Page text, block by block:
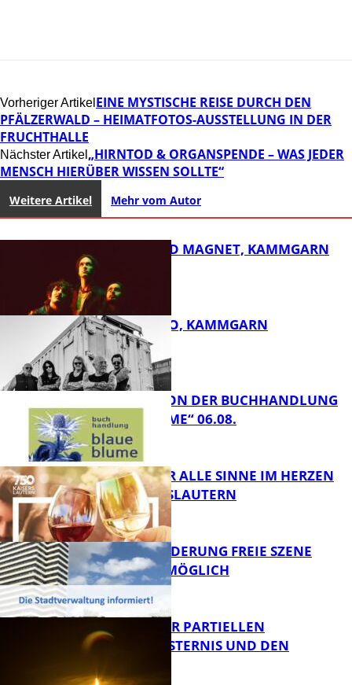
Vorheriger Artikel EINE MYSTISCHE REISE DURCH DEN
PFÄLZERWALD – HEIMATFOTOS-AUSSTELLUNG IN DER
FRUCHTHALLE
Nächster Artikel „HIRNTOD & ORGANSPENDE – WAS JEDER
MENSCH HIERÜBER WISSEN SOLLTE“
Weitere Artikel Mehr vom Autor
FB Kultur
DIRTY SOUND MAGNET, KAMMGARN
ROSE TATTOO, KAMMGARN
FB Kultur
LESETIPPS VON DER BUCHHANDLUNG
„BLAUE BLUME“ 06.08.
FB Kultur
GENÜSSE FÜR ALLE SINNE IM HERZEN
VON KAISERSLAUTERN
PROJEKTFÖRDERUNG FREIE SZENE
WEITERHIN MÖGLICH
VORTRAG ZUR PARTIELLEN
SONNENFINSTERNIS UND DEN
PERSEIDEN